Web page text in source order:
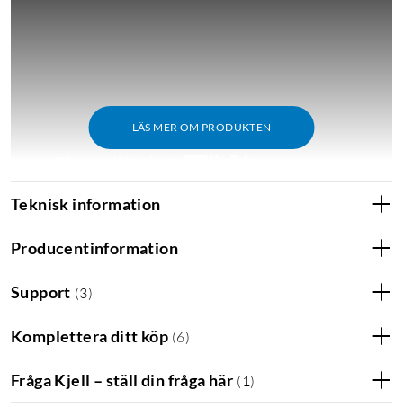
LÄS MER OM PRODUKTEN
Teknisk information
Producentinformation
Support (3)
Komplettera ditt köp (6)
Fråga Kjell – ställ din fråga här ( 1 )